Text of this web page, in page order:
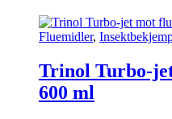
Fluemidler,
Trinol Turbo-
600 ml